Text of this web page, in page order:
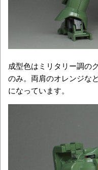
成型色はミリタリー調の
のみ。両肩のオレンジな
になっています。